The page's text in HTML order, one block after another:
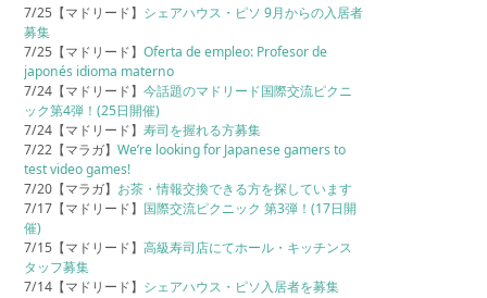
7/25【マドリード】 シェアハウス・ピソ 9月からの入居者
募集
7/25【マドリード】Oferta de empleo: Profesor de
japonés idioma materno
7/24【マドリード】今話題のマドリード国際交流ピクニ
ック第4弾！(25日開催)
7/24【マドリード】寿司を握れる方募集
7/22【マラガ】We’re looking for Japanese gamers to
test video games!
7/20【マラガ】 お茶・情報交換できる方を探しています
7/17【マドリード】 国際交流ピクニック 第3弾！(17日開
催)
7/15【マドリード】高級寿司店にてホール・キッチンス
タッフ募集
7/14【マドリード】 シェアハウス・ピソ入居者を募集